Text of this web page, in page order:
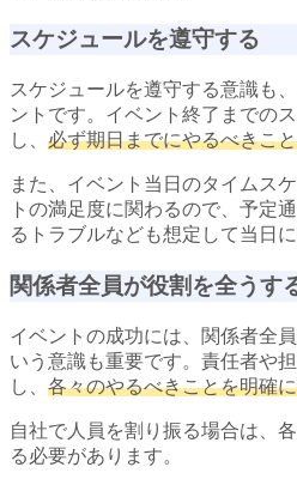
スケジュールを遵守する
スケジュールを遵守する意識も
ントです。イベント終了までの
し、 必ず期日までにやるべきこ
また、イベント当日のタイムス
トの満足度に関わるので、予定
るトラブルなども想定して当日に
関係者全員が役割を全うす
イベントの成功には、関係者全
いう意識も重要です。責任者や
し、 各々のやるべきことを明確
自社で人員を割り振る場合は、
る必要があります。